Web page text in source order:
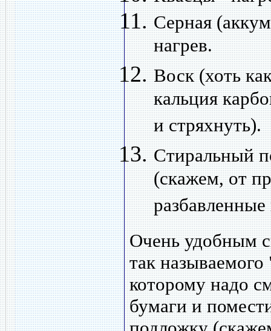
Серная
нагрев.
Воск (хоть
кальция
и стряхнуть).
Стиральный
(скажем, от
Очень удобным
так
которому надо
бумаги и